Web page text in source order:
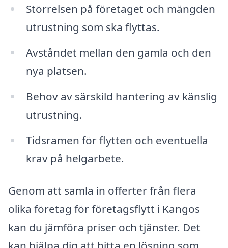
Störrelsen på företaget och mängden
utrustning som ska flyttas.
Avståndet mellan den gamla och den
nya platsen.
Behov av särskild hantering av känslig
utrustning.
Tidsramen för flytten och eventuella
krav på helgarbete.
Genom att samla in offerter från flera
olika företag för företagsflytt i Kangos
kan du jämföra priser och tjänster. Det